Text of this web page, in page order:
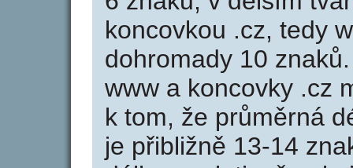
koncovkou .cz, tedy
dohromady 10
www a koncovky .cz
k tom, že průměrná
je přibližně 13-14